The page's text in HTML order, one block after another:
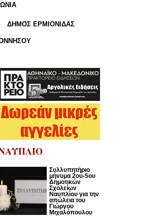
ΔΗΜΟΣ ΕΡΜΙΟΝΙΔΑΣ
Συλλυπητήριο
μήνυμα 2ου-5ου
Δημοτικών
Σχολείων
Ναυπλίου για την
απώλεια του
Γιώργου
Μιχαλόπουλου